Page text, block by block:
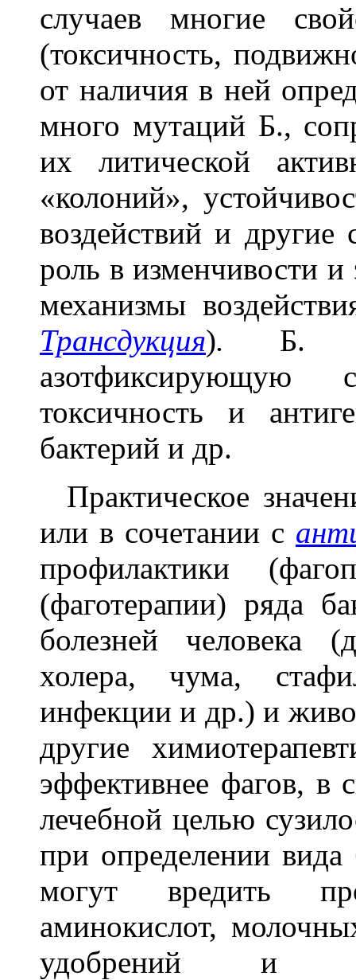
случаев многие
(токсичность,
от наличия в ней
много мутаций Б.,
их литической
«колоний»,
воздействий и
роль в изменчивости
механизмы
Трансдукция). Б.
азотфиксирующую
токсичность и
бактерий и др.
Практическое
или в сочетании с
профилактики
(фаготерапии) ряда
болезней человека
холера, чума,
инфекции и др.) и
другие
эффективнее фагов, в
лечебной целью
при определении вида
могут вредить
аминокислот,
удобрений и